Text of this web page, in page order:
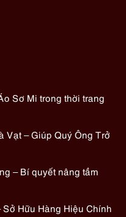
Sơ Mi trong thời trang
Vạt – Giúp Quý Ông Trở
– Bí quyết nâng tầm
Hữu Hàng Hiệu Chính